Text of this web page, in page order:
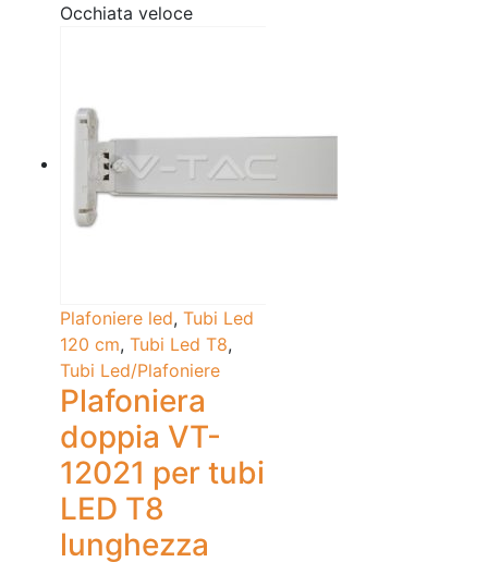
Occhiata veloce
Plafoniere led, Tubi Led
120 cm, Tubi Led T8,
Tubi Led/Plafoniere
Plafoniera
doppia VT-
12021 per tubi
LED T8
lunghezza